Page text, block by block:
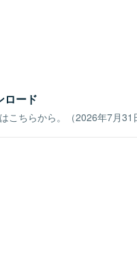
ロード
こちらから。（2026年7月31